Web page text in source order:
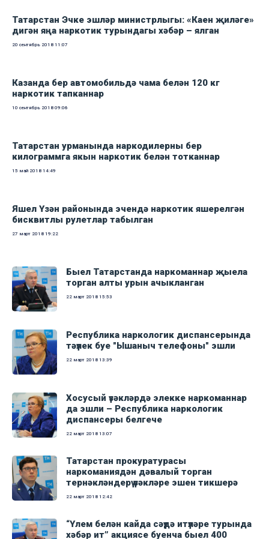
Татарстан Эчке эшләр министрлыгы: «Каен җиләге»
дигән яңа наркотик турындагы хәбәр – ялган
20 сентябрь 2018 11:07
Казанда бер автомобильдә чама белән 120 кг
наркотик тапканнар
10 сентябрь 2018 09:06
Татарстан урманында наркодилерны бер
килограммга якын наркотик белән тотканнар
15 май 2018 14:49
Яшел Үзән районында эчендә наркотик яшерелгән
бисквитлы рулетлар табылган
27 март 2018 19:22
Быел Татарстанда наркоманнар җыела
торган алты урын ачыкланган
22 март 2018 15:53
Республика наркологик диспансерында
тәүлек буе "Ышаныч телефоны" эшли
22 март 2018 13:39
Хосусый үзәкләрдә элекке наркоманнар
да эшли – Республика наркологик
диспансеры белгече
22 март 2018 13:07
Татарстан прокуратурасы
наркоманиядән дәвалый торган
тернәкләндерү үзәкләре эшен тикшерә
22 март 2018 12:42
“Үлем белән кайда сәүдә итүләре турында
хәбәр ит” акциясе буенча быел 400